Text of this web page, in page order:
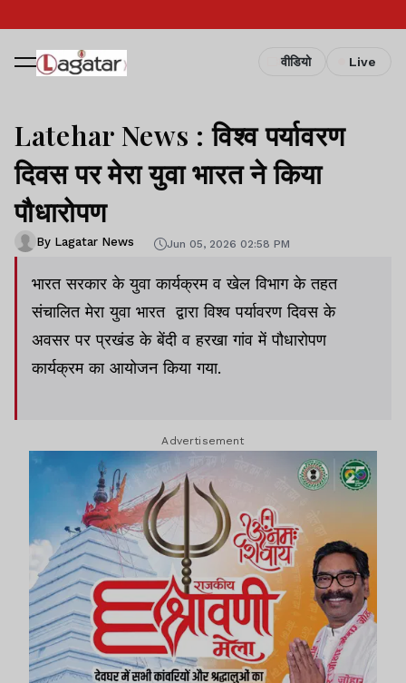
वीडियो Live
Latehar News : विश्व पर्यावरण
दिवस पर मेरा युवा भारत ने किया
पौधारोपण
By Lagatar News Jun 05, 2026 02:58 PM
भारत सरकार के युवा कार्यक्रम व खेल विभाग के तहत
संचालित मेरा युवा भारत द्वारा विश्व पर्यावरण दिवस के
अवसर पर प्रखंड के बेंदी व हरखा गांव में पौधारोपण
कार्यक्रम का आयोजन किया गया.
Advertisement